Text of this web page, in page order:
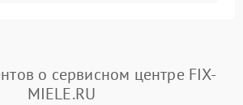
о сервисном центре FIX-
MIELE.RU